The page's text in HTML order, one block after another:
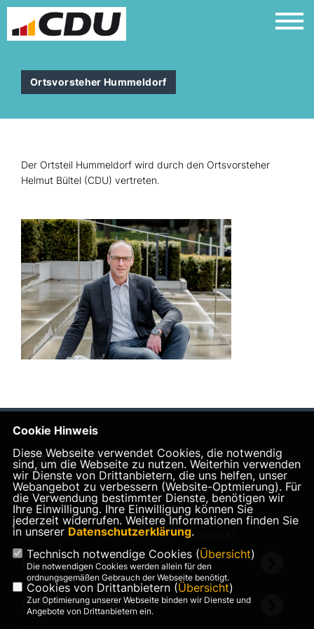
Ortsvorsteher Hummeldorf
Der Ortsteil Hummeldorf wird durch den Ortsvorsteher
Helmut Bültel (CDU) vertreten.
IMPRESSUM DATENSCHUTZ KONTAKT
CDU in Niedersachsen
CDU Deutschlands
Cookie Hinweis
Diese Webseite verwendet Cookies, die notwendig
sind, um die Webseite zu nutzen. Weiterhin verwenden
wir Dienste von Drittanbietern, die uns helfen, unser
Webangebot zu verbessern (Website-Optmierung). Für
die Verwendung bestimmter Dienste, benötigen wir
Ihre Einwilligung. Ihre Einwilligung können Sie
jederzeit widerrufen. Weitere Informationen finden Sie
in unserer Datenschutzerklärung.
Technisch notwendige Cookies (Übersicht)
Die notwendigen Cookies werden allein für den
ordnungsgemäßen Gebrauch der Webseite benötigt.
Cookies von Drittanbietern (Übersicht)
Zur Optimierung unserer Webseite binden wir Dienste und
Angebote von Drittanbietern ein.